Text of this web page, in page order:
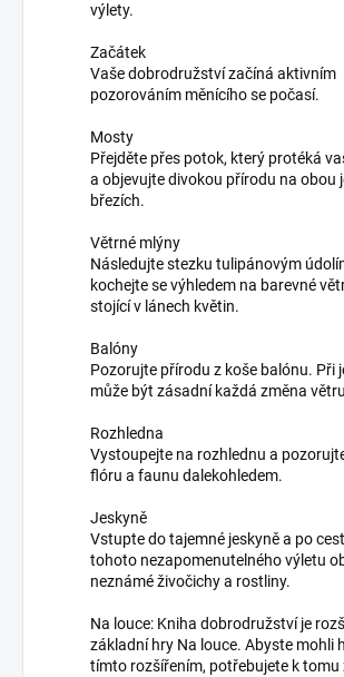
výlety.
Začátek
Vaše dobrodružství začíná aktivním
pozorováním měnícího se počasí.
Mosty
Přejděte přes potok, který protéká
a objevujte divokou přírodu na obou
březích.
Větrné mlýny
Následujte stezku tulipánovým
kochejte se výhledem na barevné
stojící v lánech květin.
Balóny
Pozorujte přírodu z koše balónu. Při
může být zásadní každá změna
Rozhledna
Vystoupejte na rozhlednu a
flóru a faunu dalekohledem.
Jeskyně
Vstupte do tajemné jeskyně a po
tohoto nezapomenutelného výletu
neznámé živočichy a rostliny.
Na louce: Kniha dobrodružství je
základní hry Na louce. Abyste mohli
tímto rozšířením, potřebujete k tomu